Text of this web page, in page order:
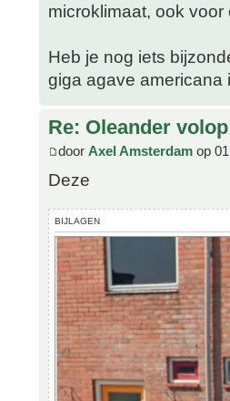
microklimaat, ook
Heb je nog iets
giga agave americana
Re: Oleander
door Axel Amsterdam op
Deze
BIJLAGEN